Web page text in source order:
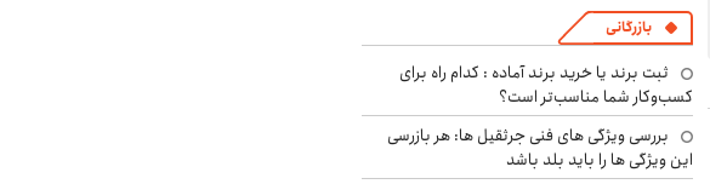
بازرگانی
ثبت برند یا خرید برند آماده : کدام راه برای
کسب‌وکار شما مناسب‌تر است؟
بررسی ویژگی های فنی جرثقیل ها: هر بازرسی
این ویژگی ها را باید بلد باشد